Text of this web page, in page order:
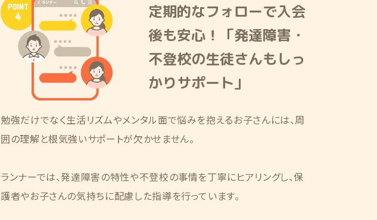
定期的なフォローで入会
後も安心！「発達障害・
不登校の生徒さんもしっ
かりサポート」
勉強だけでなく生活リズムやメンタル面で悩みを抱えるお子さんには、周
囲の理解と根気強いサポートが欠かせません。
ランナーでは、発達障害の特性や不登校の事情を丁寧にヒアリングし、保
護者やお子さんの気持ちに配慮した指導を行っています。